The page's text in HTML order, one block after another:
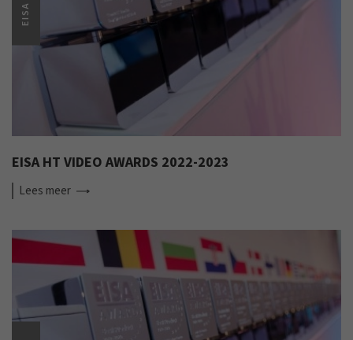
EISA
EISA HT VIDEO AWARDS 2022-2023
Lees meer